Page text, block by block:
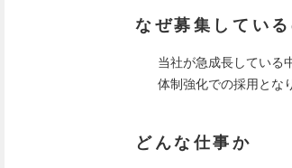
なぜ募集してい
当社が急成長している
体制強化での採用とな
どんな仕事か